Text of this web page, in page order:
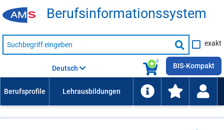
Be­rufs­in­for­ma­ti­ons­sys­tem
Suche
nach
Suche
starten
exakt
0
Deutsch BIS-Kompakt